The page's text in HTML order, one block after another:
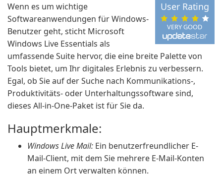
VERY GOOD
User Rating
Wenn es um wichtige
Softwareanwendungen für Windows-
Benutzer geht, sticht Microsoft
Windows Live Essentials als
umfassende Suite hervor, die eine breite Palette von
Tools bietet, um Ihr digitales Erlebnis zu verbessern.
Egal, ob Sie auf der Suche nach Kommunikations-,
Produktivitäts- oder Unterhaltungssoftware sind,
dieses All-in-One-Paket ist für Sie da.
Hauptmerkmale:
Windows Live Mail: Ein benutzerfreundlicher E-
Mail-Client, mit dem Sie mehrere E-Mail-Konten
an einem Ort verwalten können.